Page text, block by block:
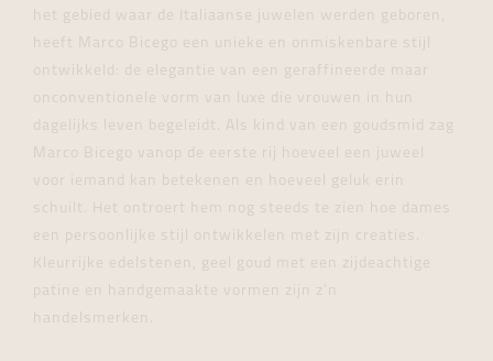
het gebied waar de Italiaanse juwelen werden geboren,
heeft Marco Bicego een unieke en onmiskenbare stijl
ontwikkeld: de elegantie van een geraffineerde maar
onconventionele vorm van luxe die vrouwen in hun
dagelijks leven begeleidt. Als kind van een goudsmid zag
Marco Bicego vanop de eerste rij hoeveel een juweel
voor iemand kan betekenen en hoeveel geluk erin
schuilt. Het ontroert hem nog steeds te zien hoe dames
een persoonlijke stijl ontwikkelen met zijn creaties.
Kleurrijke edelstenen, geel goud met een zijdeachtige
patine en handgemaakte vormen zijn z’n
handelsmerken.